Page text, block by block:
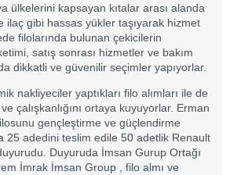
ülkelerini kapsayan kıtalar arası alanda
ilaç gibi hassas yükler taşıyarak hizmet
filolarında bulunan çekicilerin
satış sonrası hizmetler ve bakım
dikkatli ve güvenilir seçimler yapıyorlar.
nakliyeciler yaptıkları filo alımları ile de
çalışkanlığını ortaya kuyuyorlar. Erman
gençleştirme ve güçlendirme
25 adedini teslim edile 50 adetlik Renault
Duyuruda İmsan Gurup Ortağı
İmrak İmsan Group , filo almı ve